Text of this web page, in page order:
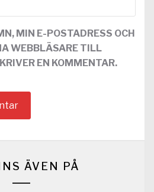
MIN E-POSTADRESS OCH
WEBBLÄSARE TILL
EN KOMMENTAR.
ÄVEN PÅ